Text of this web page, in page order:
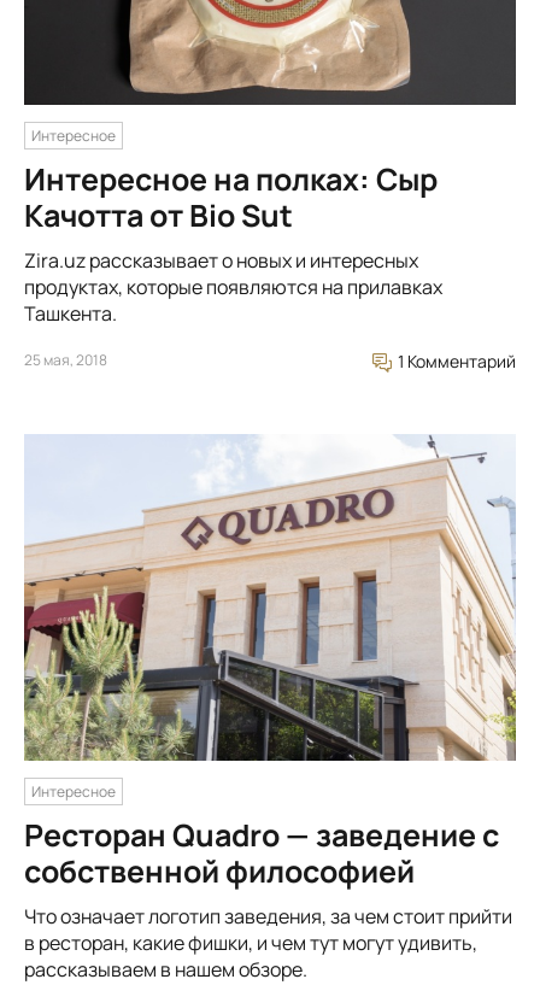
Интересное
Интересное на полках: Сыр
Качотта от Bio Sut
Zira.uz рассказывает о новых и интересных
продуктах, которые появляются на прилавках
Ташкента.
25 мая, 2018 1 Комментарий
Интересное
Ресторан Quadro — заведение с
собственной философией
Что означает логотип заведения, за чем стоит прийти
в ресторан, какие фишки, и чем тут могут удивить,
рассказываем в нашем обзоре.